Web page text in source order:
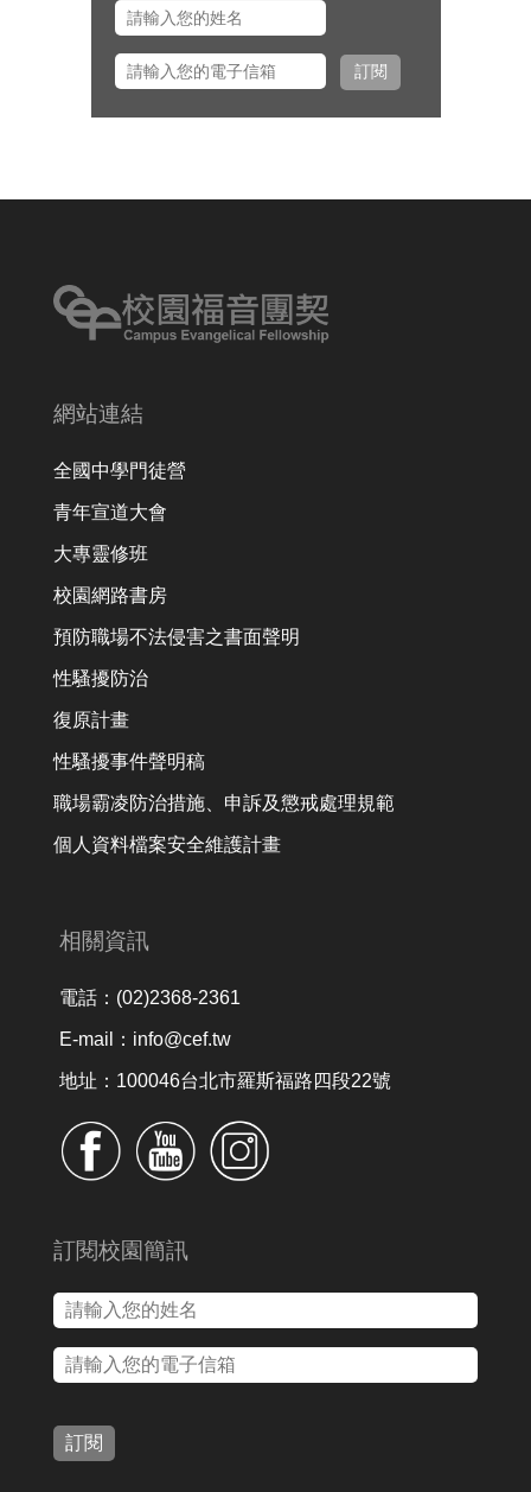
傳道、大學事工組主任田正平傳道
友並舉辦校園之友會，願主看顧出
訂閱
網站連結
全國中學門徒營
青年宣道大會
大專靈修班
校園網路書房
預防職場不法侵害之書面聲明
性騷擾防治
復原計畫
性騷擾事件聲明稿
職場霸凌防治措施、申訴及懲戒處理規範
個人資料檔案安全維護計畫
相關資訊
電話：(02)2368-2361
E-mail：info@cef.tw
地址：100046台北市羅斯福路四段22號
訂閱校園簡訊
訂閱